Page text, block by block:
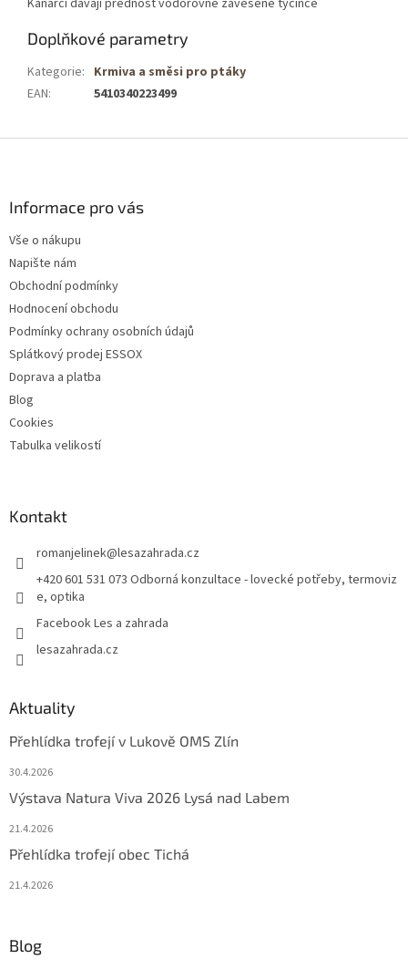
Kanárci dávají přednost vodorovně zavěšené tyčince
Doplňkové parametry
Kategorie: Krmiva a směsi pro ptáky
EAN: 5410340223499
Informace pro vás
Vše o nákupu
Napište nám
Obchodní podmínky
Hodnocení obchodu
Podmínky ochrany osobních údajů
Splátkový prodej ESSOX
Doprava a platba
Blog
Cookies
Tabulka velikostí
Kontakt
romanjelinek@lesazahrada.cz
+420 601 531 073 Odborná konzultace - lovecké potřeby, termoviz
e, optika
Facebook Les a zahrada
lesazahrada.cz
Aktuality
Přehlídka trofejí v Lukově OMS Zlín
30.4.2026
Výstava Natura Viva 2026 Lysá nad Labem
21.4.2026
Přehlídka trofejí obec Tichá
21.4.2026
Blog